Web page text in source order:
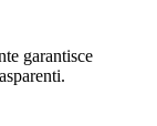
garantisce